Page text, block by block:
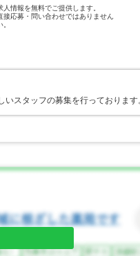
情報を無料でご提供します。
接応募・問い合わせではありません
スタッフの募集を行っております